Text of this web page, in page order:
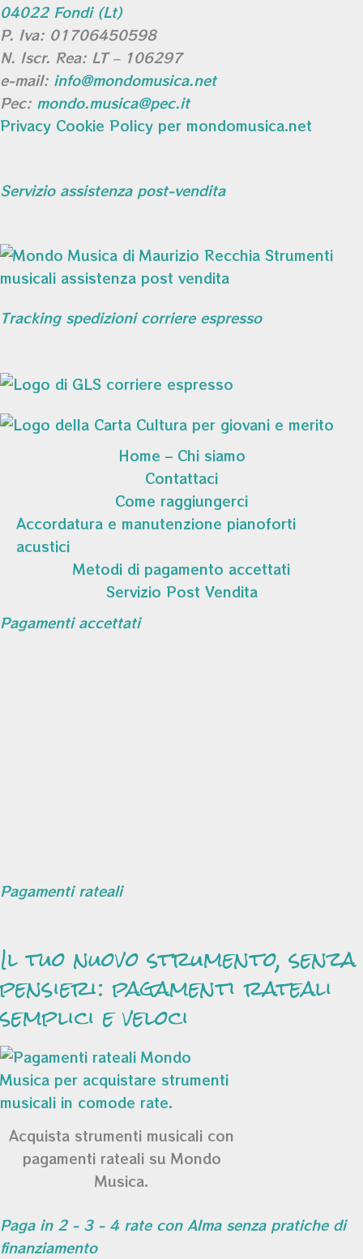
04022 Fondi (Lt)
P. Iva: 01706450598
N. Iscr. Rea: LT – 106297
e-mail: info@mondomusica.net
Pec: mondo.musica@pec.it
Privacy Cookie Policy per mondomusica.net
Servizio assistenza post-vendita
Tracking spedizioni corriere espresso
Home – Chi siamo
Contattaci
Come raggiungerci
Accordatura e manutenzione pianoforti
acustici
Metodi di pagamento accettati
Servizio Post Vendita
Pagamenti accettati
Pagamenti rateali
Il tuo nuovo strumento, senza
pensieri: pagamenti rateali
semplici e veloci
Acquista strumenti musicali con
pagamenti rateali su Mondo
Musica.
Paga in 2 - 3 - 4 rate con Alma senza pratiche di
finanziamento